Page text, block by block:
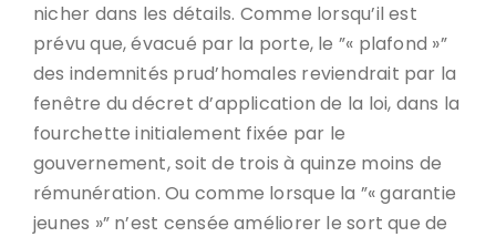
nicher dans les détails. Comme lorsqu’il est
prévu que, évacué par la porte, le ”« plafond »”
des indemnités prud’homales reviendrait par la
fenêtre du décret d’application de la loi, dans la
fourchette initialement fixée par le
gouvernement, soit de trois à quinze moins de
rémunération. Ou comme lorsque la ”« garantie
jeunes »” n’est censée améliorer le sort que de